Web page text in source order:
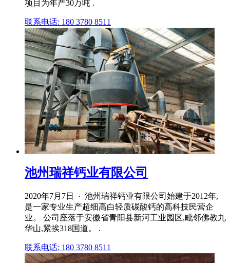
项目为年产30万吨 .
联系电话: 180 3780 8511
池州瑞祥钙业有限公司
2020年7月7日 · 池州瑞祥钙业有限公司始建于2012年,
是一家专业生产超细高白轻质碳酸钙的高科技民营企
业。 公司座落于安徽省青阳县新河工业园区,毗邻佛教九
华山,紧挨318国道。 .
联系电话: 180 3780 8511